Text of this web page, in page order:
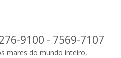
9100 - 7569-7107
mares do mundo inteiro,